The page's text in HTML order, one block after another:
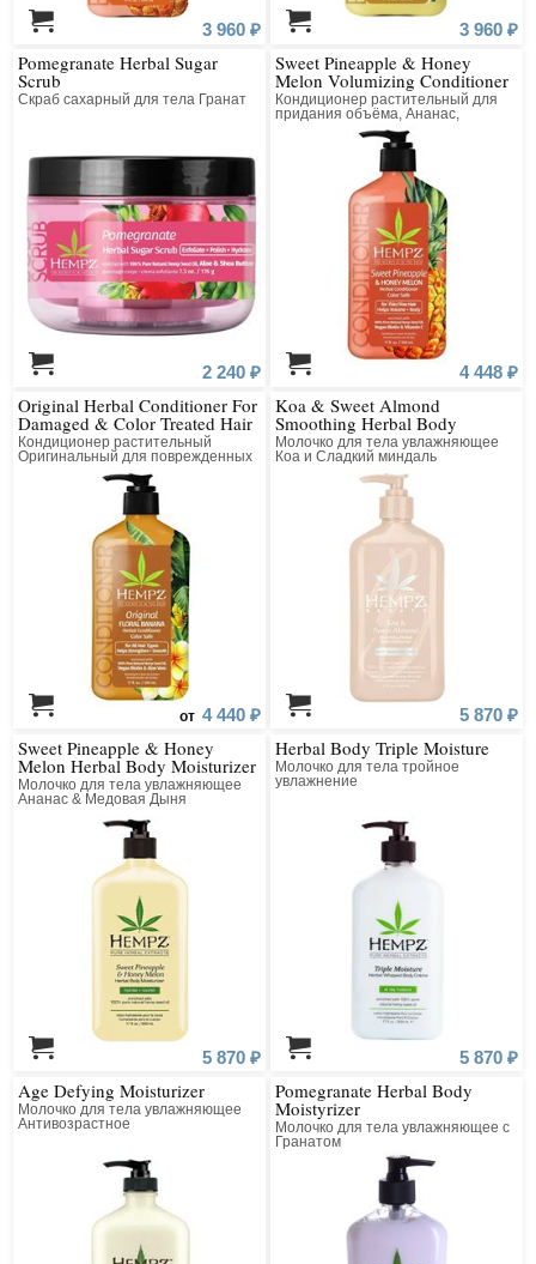
3 960 ₽ 3 960 ₽
Pomegranate Herbal Sugar
Scrub
Скраб сахарный для тела Гранат
2 240 ₽
Sweet Pineapple & Honey
Melon Volumizing Conditioner
Кондиционер растительный для
придания объёма, Ананас,
Медовая Дыня
4 448 ₽
Original Herbal Conditioner For
Damaged & Color Treated Hair
Кондиционер растительный
Оригинальный для поврежденных
окрашенных волос
от 4 440 ₽
Koa & Sweet Almond
Smoothing Herbal Body
Moisturizer
Молочко для тела увлажняющее
Коа и Сладкий миндаль
5 870 ₽
Sweet Pineapple & Honey
Melon Herbal Body Moisturizer
Молочко для тела увлажняющее
Ананас & Медовая Дыня
5 870 ₽
Herbal Body Triple Moisture
Молочко для тела тройное
увлажнение
5 870 ₽
Age Defying Moisturizer
Молочко для тела увлажняющее
Антивозрастное
Pomegranate Herbal Body
Moistyrizer
Молочко для тела увлажняющее с
Гранатом